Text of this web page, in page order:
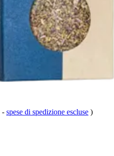
- spese di spedizione escluse )